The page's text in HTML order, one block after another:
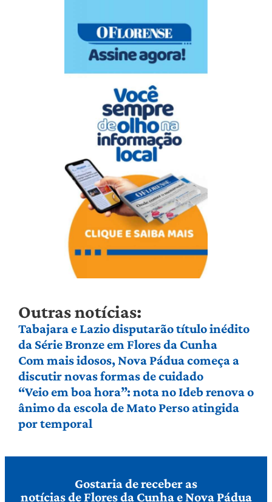
Outras notícias:
Tabajara e Lazio disputarão título inédito
da Série Bronze em Flores da Cunha
Com mais idosos, Nova Pádua começa a
discutir novas formas de cuidado
“Veio em boa hora”: nota no Ideb renova o
ânimo da escola de Mato Perso atingida
por temporal
Gostaria de receber as
notícias de Flores da Cunha e Nova Pádua